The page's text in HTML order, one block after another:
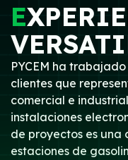
E
PYCEM ha
clientes que
comercial e
instalaciones
de proyectos es una
estaciones de